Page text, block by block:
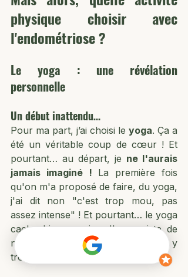
physique choisir avec
l'endométriose ?
Le yoga : une révélation
personnelle
Un début inattendu…
Pour ma part, j’ai choisi le yoga. Ça a
été un véritable coup de cœur ! Et
pourtant… au départ, je ne l'aurais
jamais imaginé ! La première fois
qu'on m'a proposé de faire, du yoga,
j'ai dit non "c'est trop mou, pas
assez intense" ! Et pourtant… le yoga
cache bien son jeu. Il en existe de
nombreux types, et chacun peut y
trouver son compte.